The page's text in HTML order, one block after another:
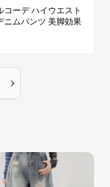
コーデ ハイウエスト
ニムパンツ 美脚効果
›